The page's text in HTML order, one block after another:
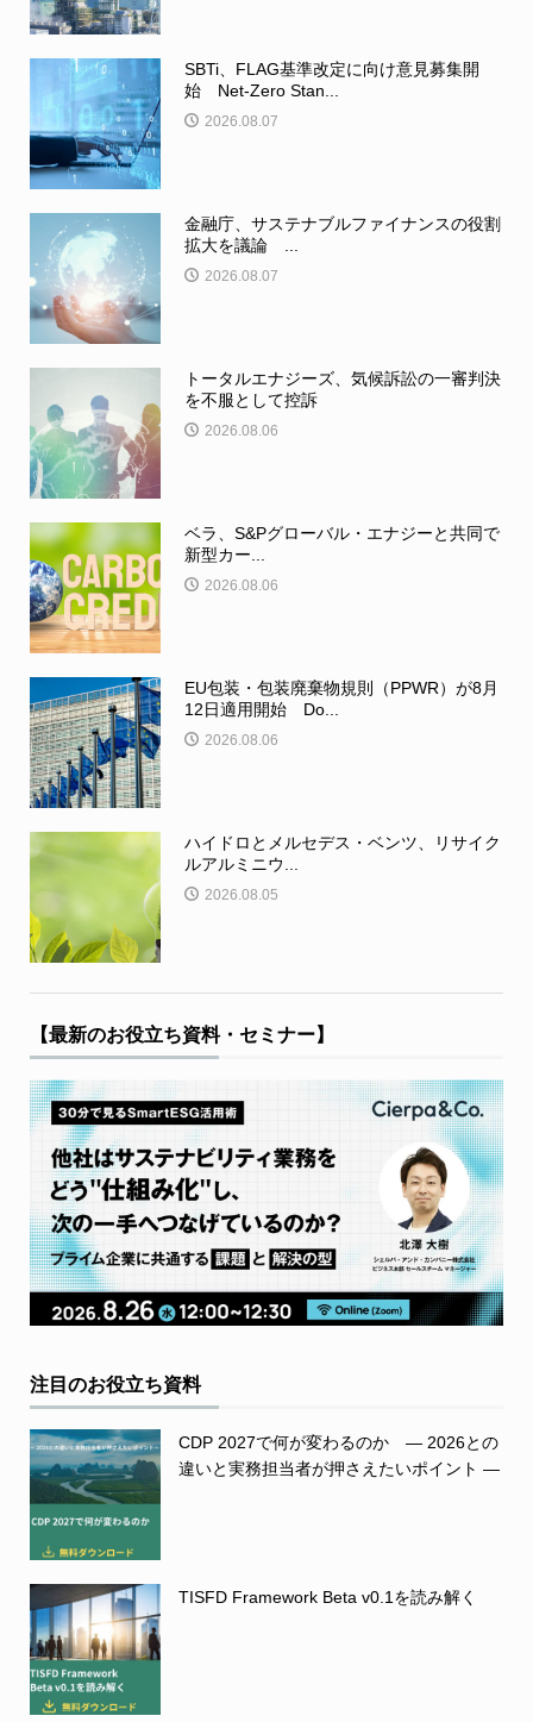
SBTi、FLAG基準改定に向け意見募集開
始 Net-Zero Stan...
2026.08.07
金融庁、サステナブルファイナンスの役割
拡大を議論 ...
2026.08.07
トータルエナジーズ、気候訴訟の一審判決
を不服として控訴
2026.08.06
ベラ、S&Pグローバル・エナジーと共同で
新型カー...
2026.08.06
EU包装・包装廃棄物規則（PPWR）が8月
12日適用開始 Do...
2026.08.06
ハイドロとメルセデス・ベンツ、リサイク
ルアルミニウ...
2026.08.05
【最新のお役立ち資料・セミナー】
注目のお役立ち資料
CDP 2027で何が変わるのか ― 2026との
違いと実務担当者が押さえたいポイント ―
TISFD Framework Beta v0.1を読み解く